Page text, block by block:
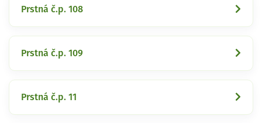
Prstná č.p. 108
Prstná č.p. 109
Prstná č.p. 11